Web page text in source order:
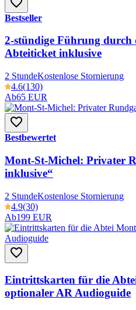
Bestseller
2-stündige Führung
Abteiticket inklusive
2 StundeKostenlose Stornierung
4.6(130)
Ab65 EUR
Bestbewertet
Mont-St-Michel: Privater
inklusive“
2 StundeKostenlose Stornierung
4.9(30)
Ab199 EUR
Eintrittskarten für die
optionaler AR Audioguide